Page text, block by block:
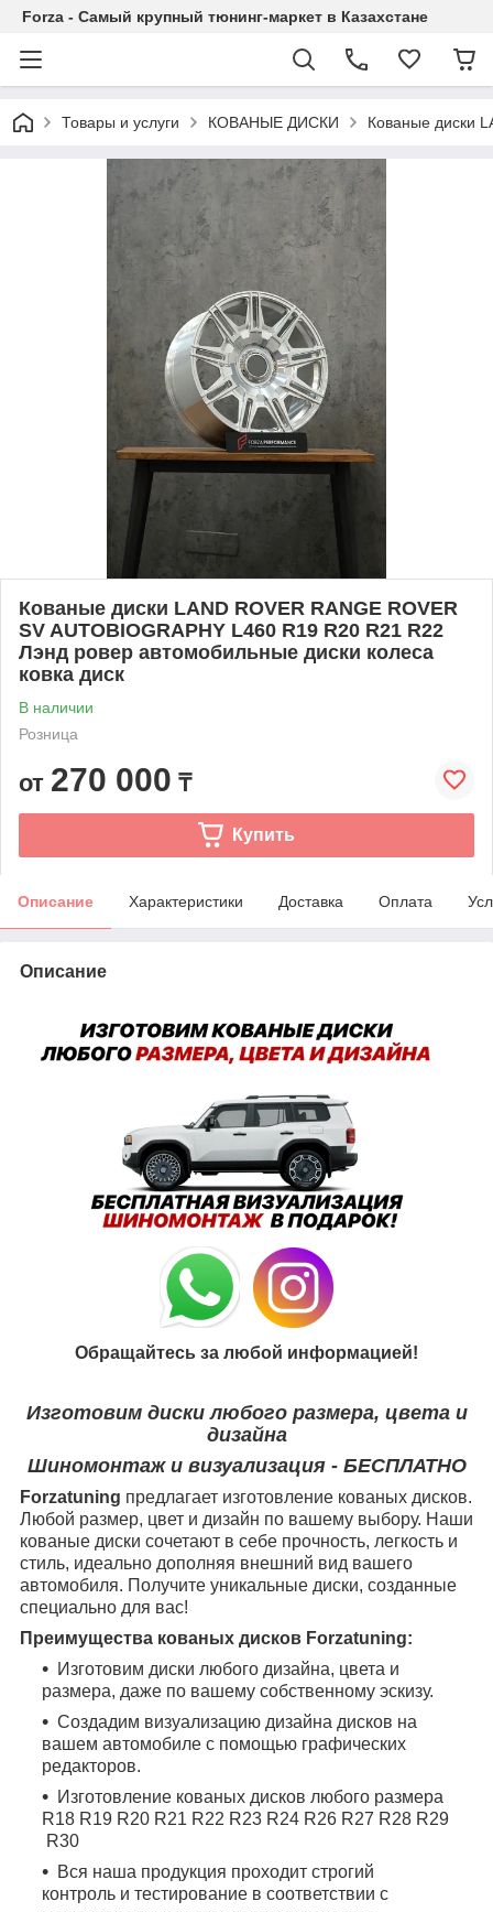
Forza - Самый крупный тюнинг-маркет в Казахстане
Товары и услуги КОВАНЫЕ ДИСКИ Кованые диски
Кованые диски LAND ROVER RANGE ROVER
SV AUTOBIOGRAPHY L460 R19 R20 R21 R22
Лэнд ровер автомобильные диски колеса
ковка диск
В наличии
Розница
от 270 000 ₸
Купить
Описание Характеристики Доставка Оплата
Описание
Обращайтесь за любой информацией!
Изготовим диски любого размера, цвета и
дизайна
Шиномонтаж и визуализация - БЕСПЛАТНО
Forzatuning предлагает изготовление кованых дисков.
Любой размер, цвет и дизайн по вашему выбору. Наши
кованые диски сочетают в себе прочность, легкость и
стиль, идеально дополняя внешний вид вашего
автомобиля. Получите уникальные диски, созданные
специально для вас!
Преимущества кованых дисков Forzatuning:
Изготовим диски любого дизайна, цвета и
размера, даже по вашему собственному эскизу.
Создадим визуализацию дизайна дисков на
вашем автомобиле с помощью графических
редакторов.
Изготовление кованых дисков любого размера
R18 R19 R20 R21 R22 R23 R24 R26 R27 R28 R29
R30
Вся наша продукция проходит строгий
контроль и тестирование в соответствии с